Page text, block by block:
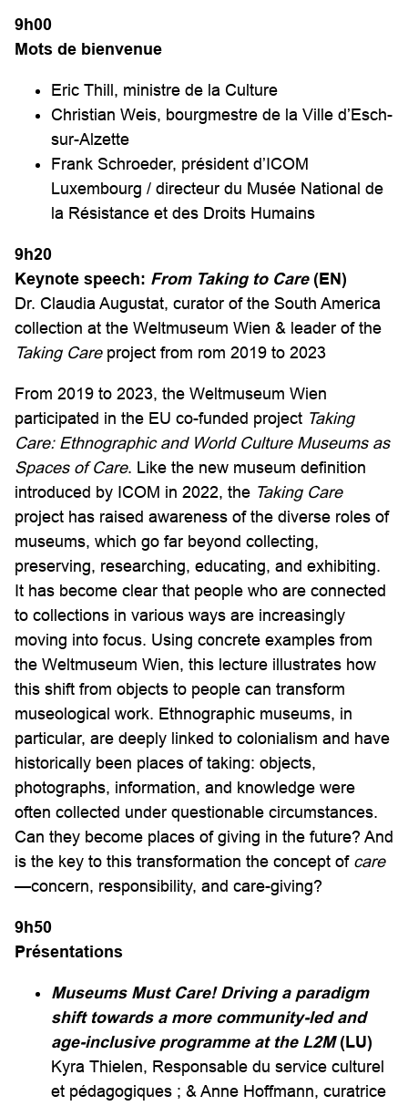
9h00
Mots de bienvenue
Eric Thill, ministre de la Culture
Christian Weis, bourgmestre de la Ville d’Esch-
sur-Alzette
Frank Schroeder, président d’ICOM
Luxembourg / directeur du Musée National de
la Résistance et des Droits Humains
9h20
Keynote speech: From Taking to Care (EN)
Dr. Claudia Augustat, curator of the South America
collection at the Weltmuseum Wien & leader of the
Taking Careproject from rom 2019 to 2023
From 2019 to 2023, the Weltmuseum Wien
participated in the EU co-funded project Taking
Care: Ethnographic and World Culture Museums as
Spaces of Care. Like the new museum definition
introduced by ICOM in 2022, the Taking Care
project has raised awareness of the diverse roles of
museums, which go far beyond collecting,
preserving, researching, educating, and exhibiting.
It has become clear that people who are connected
to collections in various ways are increasingly
moving into focus. Using concrete examples from
the Weltmuseum Wien, this lecture illustrates how
this shift from objects to people can transform
museological work. Ethnographic museums, in
particular, are deeply linked to colonialism and have
historically been places of taking: objects,
photographs, information, and knowledge were
often collected under questionable circumstances.
Can they become places of giving in the future? And
is the key to this transformation the concept of care
—concern, responsibility, and care-giving?
9h50
Présentations
Museums Must Care! Driving a paradigm
shift towards a more community-led and
age-inclusive programme at the L2M (LU)
Kyra Thielen, Responsable du service culturel
et pédagogiques ; & Anne Hoffmann, curatrice